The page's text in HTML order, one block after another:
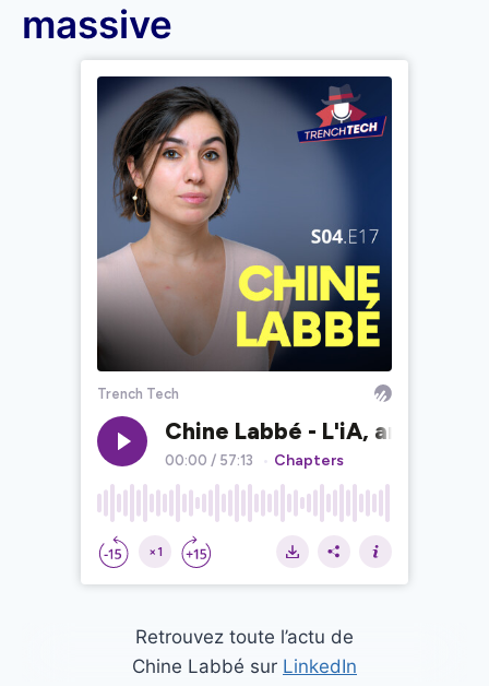
massive
Retrouvez toute l’actu de
Chine Labbé sur LinkedIn